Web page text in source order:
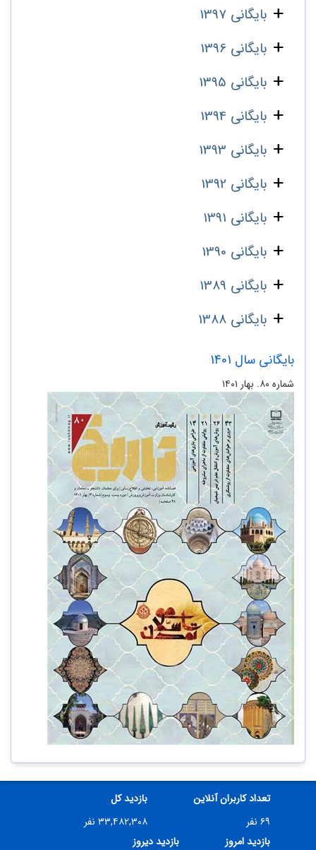
بایگانی 1397
بایگانی 1396
بایگانی 1395
بایگانی 1394
بایگانی 1393
بایگانی 1392
بایگانی 1391
بایگانی 1390
بایگانی 1389
بایگانی 1388
بایگانی سال 1401
شماره ۸۰. بهار ۱۴۰۱
تعداد کاربران آنلاین
۶۹ نفر
بازدید کل
۳۳,۴۸۲,۳۰۸ نفر
بازدید امروز
بازدید دیروز